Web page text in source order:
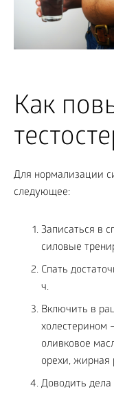
Как
Для нормализации
следующее:
Записаться в
силовые
Спать
ч.
Включить в
холестерином
оливковое
орехи, жирная
Доводить дела